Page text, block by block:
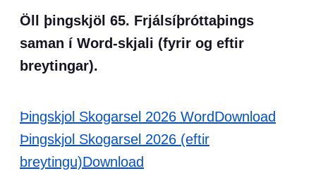
Öll þingskjöl 65. Frjálsíþróttaþings
saman í Word-skjali (fyrir og eftir
breytingar).
Þingskjol Skogarsel 2026 WordDownload
Þingskjol Skogarsel 2026 (eftir
breytingu)Download